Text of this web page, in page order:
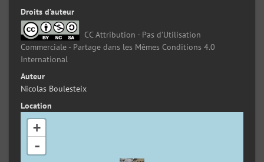
Droits d’auteur
CC Attribution - Pas d’Utilisation
Commerciale - Partage dans les Mêmes Conditions 4.0
International
Auteur
Nicolas Boulesteix
Location
+
-